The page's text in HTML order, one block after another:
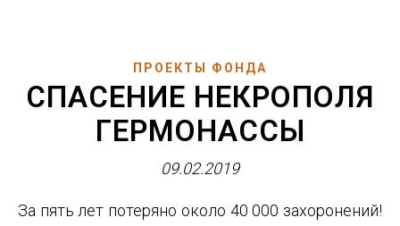
ПРОЕКТЫ ФОНДА
СПАСЕНИЕ НЕКРОПОЛЯ
ГЕРМОНАССЫ
09.02.2019
За пять лет потеряно около 40 000 захоронений!